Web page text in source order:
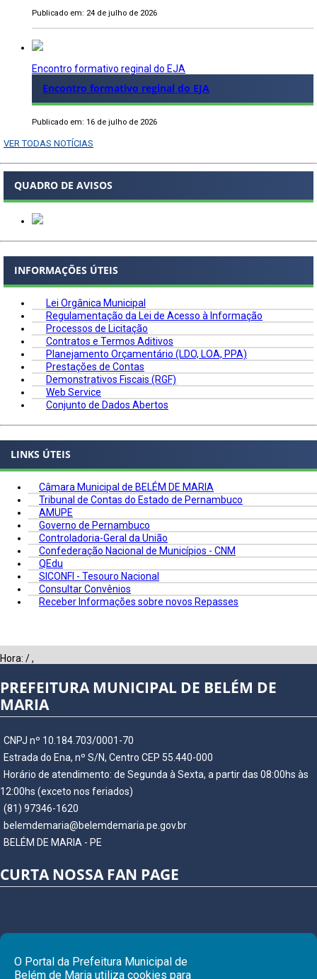
Publicado em: 24 de julho de 2026
Encontro formativo reginal do EJA
Encontro formativo reginal do EJA
Publicado em: 16 de julho de 2026
VER TODAS NOTÍCIAS
QUADRO DE AVISOS
INFORMAÇÕES ÚTEIS
Lei Orgânica Municipal
Regulamentação da Lei de Acesso à Informação
Processos de Licitação
Contratos e Termos Aditivos
Planejamento Orçamentário (LDO, LOA, PPA)
Prestações de Contas
Demonstrativos Fiscais (RGF)
Web Service
Conjunto de Dados Abertos
LINKS ÚTEIS
Câmara Municipal de BELÉM DE MARIA
Tribunal de Contas do Estado de Pernambuco
AMUPE
Governo de Pernambuco
Controladoria-Geral da União
Confederação Nacional de Municípios - CNM
QEdu
SICONFI - Tesouro Nacional
Consultar Convênios
Receber Informações sobre novos Repasses
Hora: /,
PREFEITURA MUNICIPAL DE BELÉM DE
MARIA
CNPJ nº 10.184.703/0001-70
Estrada do Ena, nº S/N, Centro CEP 55.440-000
Horário de atendimento: de Segunda à Sexta, a partir das 08:00hs às
12:00hs (exceto nos feriados)
(81) 97346-1620
belemdemaria@belemdemaria.pe.gov.br
BELÉM DE MARIA - PE
CURTA NOSSA FAN PAGE
O Portal da Prefeitura Municipal de
Belém de Maria utiliza cookies para